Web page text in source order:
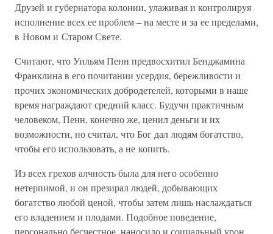
Друзей и губернатора колонии, улаживая и контролируя
исполнение всех ее проблем – на месте и за ее пределами,
в Новом и Старом Свете.
Считают, что Уильям Пенн предвосхитил Бенджамина
Франклина в его почитании усердия, бережливости и
прочих экономических добродетелей, которыми в наше
время награждают средний класс. Будучи практичным
человеком, Пенн, конечно же, ценил деньги и их
возможности, но считал, что Бог дал людям богатство,
чтобы его использовать, а не копить.
Из всех грехов алчность была для него особенно
нетерпимой, и он презирал людей, добывающих
богатство любой ценой, чтобы затем лишь наслаждаться
его владением и плодами. Подобное поведение,
персонально бесчестное, наносило и социальный урон.